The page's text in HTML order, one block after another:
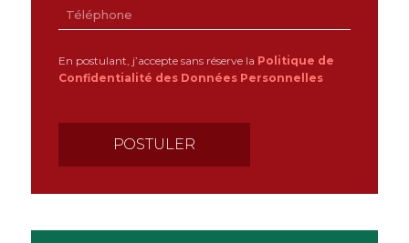
En postulant, j’accepte sans réserve la Politique de
Confidentialité des Données Personnelles